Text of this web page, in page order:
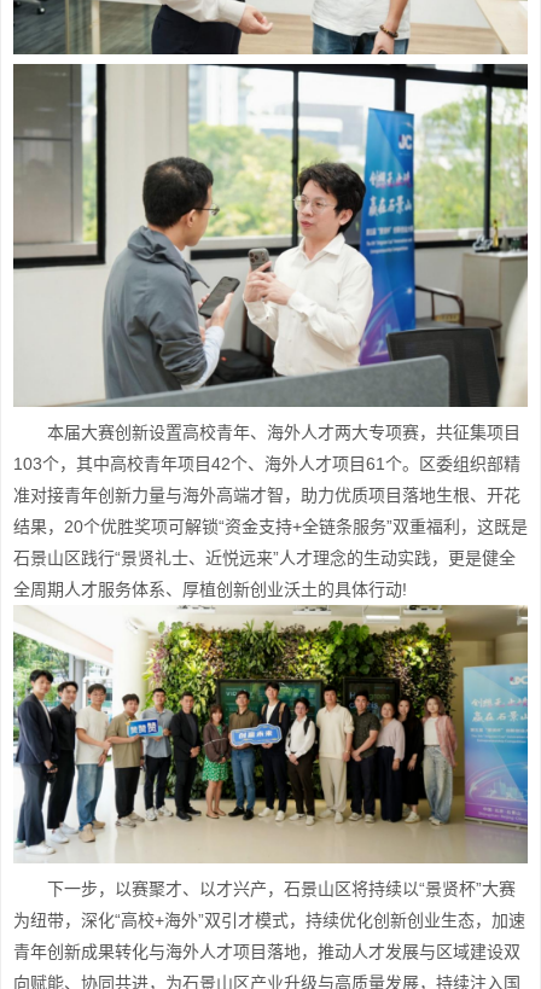
本届大赛创新设置高校青年、海外人才两大专项赛，共征集项目
103个，其中高校青年项目42个、海外人才项目61个。区委组织部精
准对接青年创新力量与海外高端才智，助力优质项目落地生根、开花
结果，20个优胜奖项可解锁“资金支持+全链条服务”双重福利，这既是
石景山区践行“景贤礼士、近悦远来”人才理念的生动实践，更是健全
全周期人才服务体系、厚植创新创业沃土的具体行动!
下一步，以赛聚才、以才兴产，石景山区将持续以“景贤杯”大赛
为纽带，深化“高校+海外”双引才模式，持续优化创新创业生态，加速
青年创新成果转化与海外人才项目落地，推动人才发展与区域建设双
向赋能、协同共进，为石景山区产业升级与高质量发展，持续注入国